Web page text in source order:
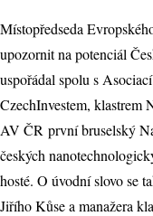
Místopředseda
upozornit na potenciál
uspořádal spolu s
CzechInvestem, klastrem
AV ČR první bruselský
českých
hosté. O úvodní slovo se
Jiřího Kůse a manažera